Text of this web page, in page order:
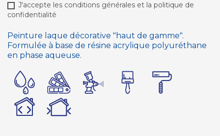
J'accepte les conditions générales et la politique de
confidentialité
Peinture laque décorative "haut de gamme".
Formulée à base de résine acrylique polyuréthane
en phase aqueuse.